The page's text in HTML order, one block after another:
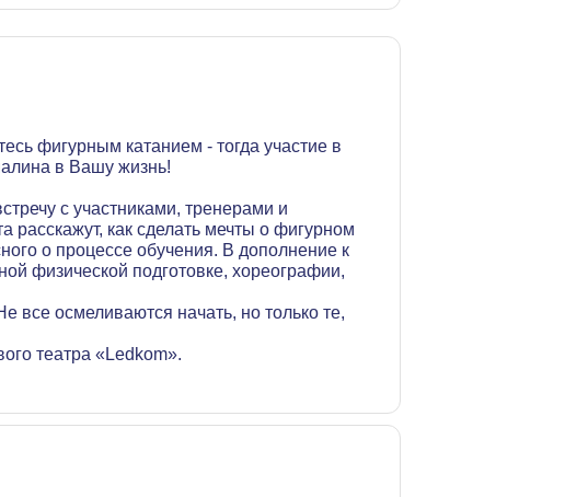
фигурным катанием - тогда участие в
в Вашу жизнь!
с участниками, тренерами и
расскажут, как сделать мечты о фигурном
о процессе обучения. В дополнение к
физической подготовке, хореографии,
все осмеливаются начать, но только те,
театра «Ledkom».